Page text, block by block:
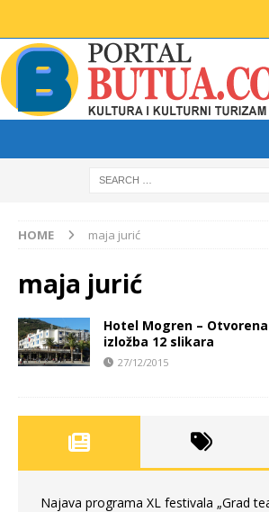
HOME maja jurić
maja jurić
Hotel Mogren –
izložba 12 slikara
27/12/2015
Najava programa XL festivala „Grad